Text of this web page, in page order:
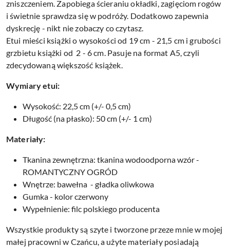
zniszczeniem. Zapobiega ścieraniu okładki, zagięciom rogów
i świetnie sprawdza się w podróży. Dodatkowo zapewnia
dyskrecję - nikt nie zobaczy co czytasz.
Etui mieści książki o wysokości od 19 cm - 21,5 cm i grubości
grzbietu książki od 2 - 6 cm. Pasuje na format A5, czyli
zdecydowaną większość książek.
Wymiary etui:
Wysokość: 22,5 cm (+/- 0,5 cm)
Długość (na płasko): 50 cm (+/- 1 cm)
Materiały:
Tkanina zewnętrzna: tkanina wodoodporna wzór -
ROMANTYCZNY OGRÓD
Wnętrze: bawełna - gładka oliwkowa
Gumka - kolor czerwony
Wypełnienie: filc polskiego producenta
Wszystkie produkty są szyte i tworzone przeze mnie w mojej
małej pracowni w Czańcu, a użyte materiały posiadają